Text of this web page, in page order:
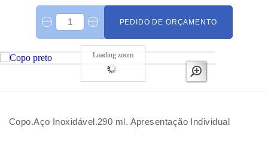
PEDIDO DE ORÇAMENTO
Loading zoom
Copo.Aço Inoxidável.290 ml. Apresentação Individual